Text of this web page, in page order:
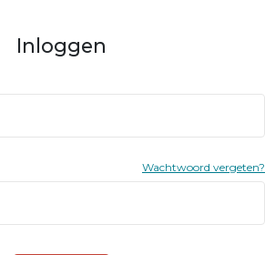
Inloggen
Wachtwoord vergeten?